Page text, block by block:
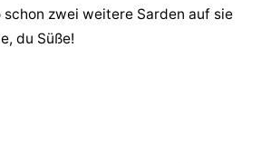
schon zwei weitere Sarden auf sie
du Süße!